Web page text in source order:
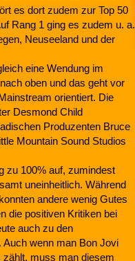
es dort zudem zur Top 50
Rang 1 ging es zudem u. a.
Neuseeland und der
eine Wendung im
oben und das geht vor
orientiert. Die
Desmond Child
Produzenten Bruce
Mountain Sound Studios
zu 100% auf, zumindest
uneinheitlich. Während
andere wenig Gutes
die positiven Kritiken bei
auch zu den
wenn man Bon Jovi
zählt, muss man diesem